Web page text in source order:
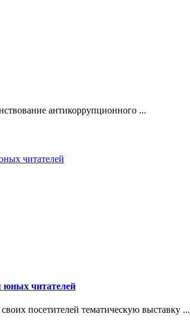
антикоррупционного ...
юных читателей
посетителей тематическую выставку ...